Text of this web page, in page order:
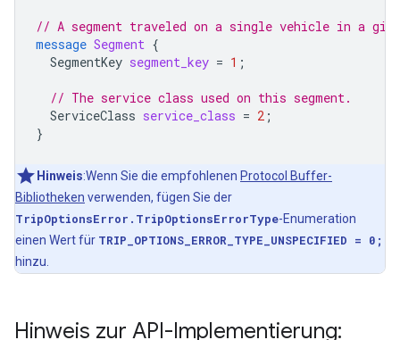
// A segment traveled on a single vehicle in a
message Segment {
SegmentKey segment_key = 1 ;
// The service class used on this segment.
ServiceClass service_class = 2 ;
}
Hinweis:Wenn Sie die empfohlenen Protocol Buffer-
Bibliotheken verwenden, fügen Sie der
TripOptionsError.TripOptionsErrorType-Enumeration
einen Wert für TRIP_OPTIONS_ERROR_TYPE_UNSPECIFIED = 0;
hinzu.
Hinweis zur API-Implementierung: